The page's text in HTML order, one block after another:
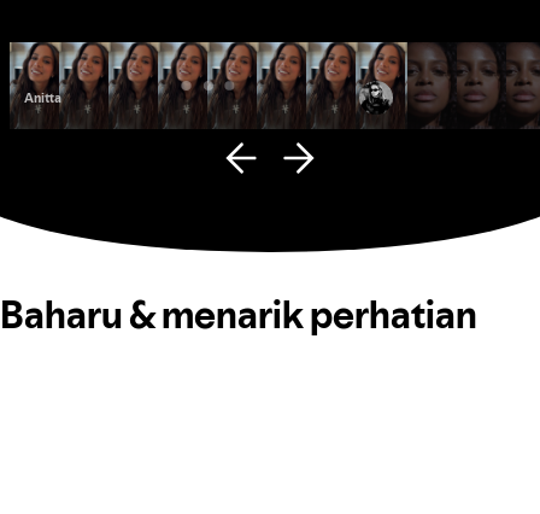
Anitta Fana Hues
Baharu & menarik perhatian